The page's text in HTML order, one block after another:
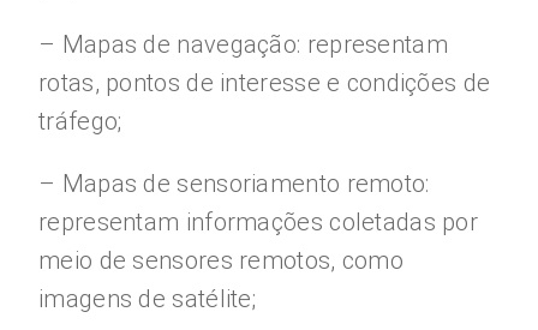
– Mapas de navegação: representam
rotas, pontos de interesse e condições de
tráfego;
– Mapas de sensoriamento remoto:
representam informações coletadas por
meio de sensores remotos, como
imagens de satélite;